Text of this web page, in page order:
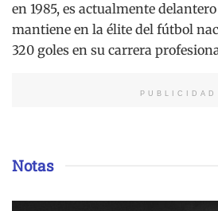
en 1985, es actualmente
mantiene en la élite del fútbol
320 goles en su carrera
PUBLICIDAD
Notas